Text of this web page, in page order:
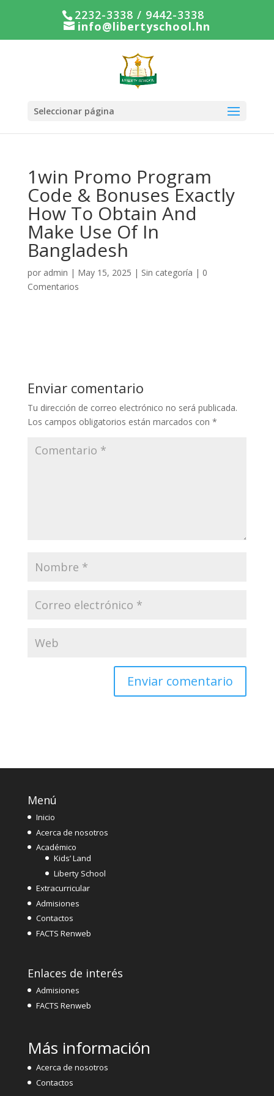
2232-3338 / 9442-3338
info@libertyschool.hn
Seleccionar página
1win Promo Program
Code & Bonuses Exactly
How To Obtain And
Make Use Of In
Bangladesh
por admin | May 15, 2025 | Sin categoría | 0
Comentarios
Enviar comentario
Tu dirección de correo electrónico no será publicada.
Los campos obligatorios están marcados con *
Menú
Inicio
Acerca de nosotros
Académico
Kids’ Land
Liberty School
Extracurricular
Admisiones
Contactos
FACTS Renweb
Enlaces de interés
Admisiones
FACTS Renweb
Más información
Acerca de nosotros
Contactos